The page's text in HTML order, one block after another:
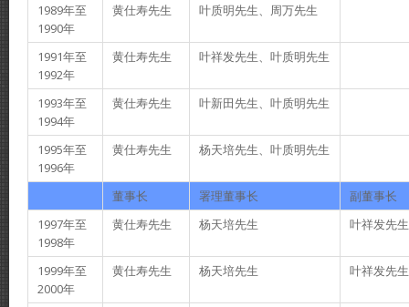
1989年至
1990年
黄仕寿先生 叶质明先生、周万先生
1991年至
1992年
黄仕寿先生 叶祥发先生、叶质明先生
1993年至
1994年
黄仕寿先生 叶新田先生、叶质明先生
1995年至
1996年
黄仕寿先生 杨天培先生、叶质明先生
董事长 署理董事长
副董事长
1997年至
1998年
黄仕寿先生 杨天培先生 叶祥发先
1999年至
2000年
黄仕寿先生 杨天培先生 叶祥发先